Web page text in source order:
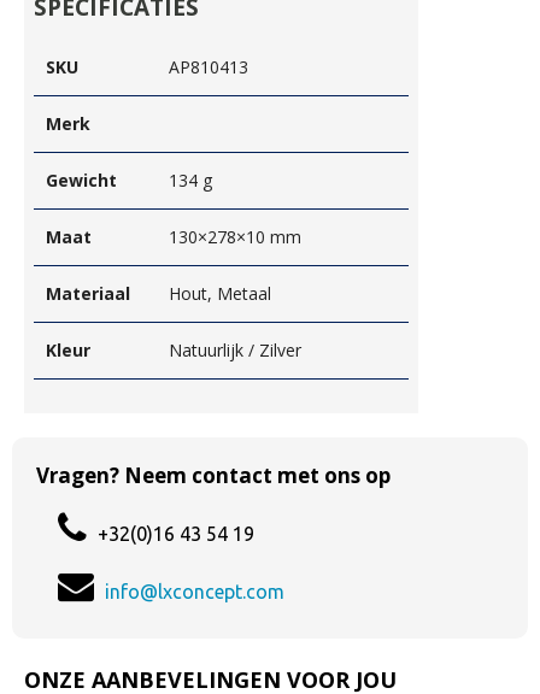
SPECIFICATIES
SKU AP810413
Merk
Gewicht 134 g
Maat 130×278×10 mm
Materiaal Hout, Metaal
Kleur Natuurlijk / Zilver
Vragen? Neem contact met ons op
+32(0)16 43 54 19
info@lxconcept.com
ONZE AANBEVELINGEN VOOR JOU